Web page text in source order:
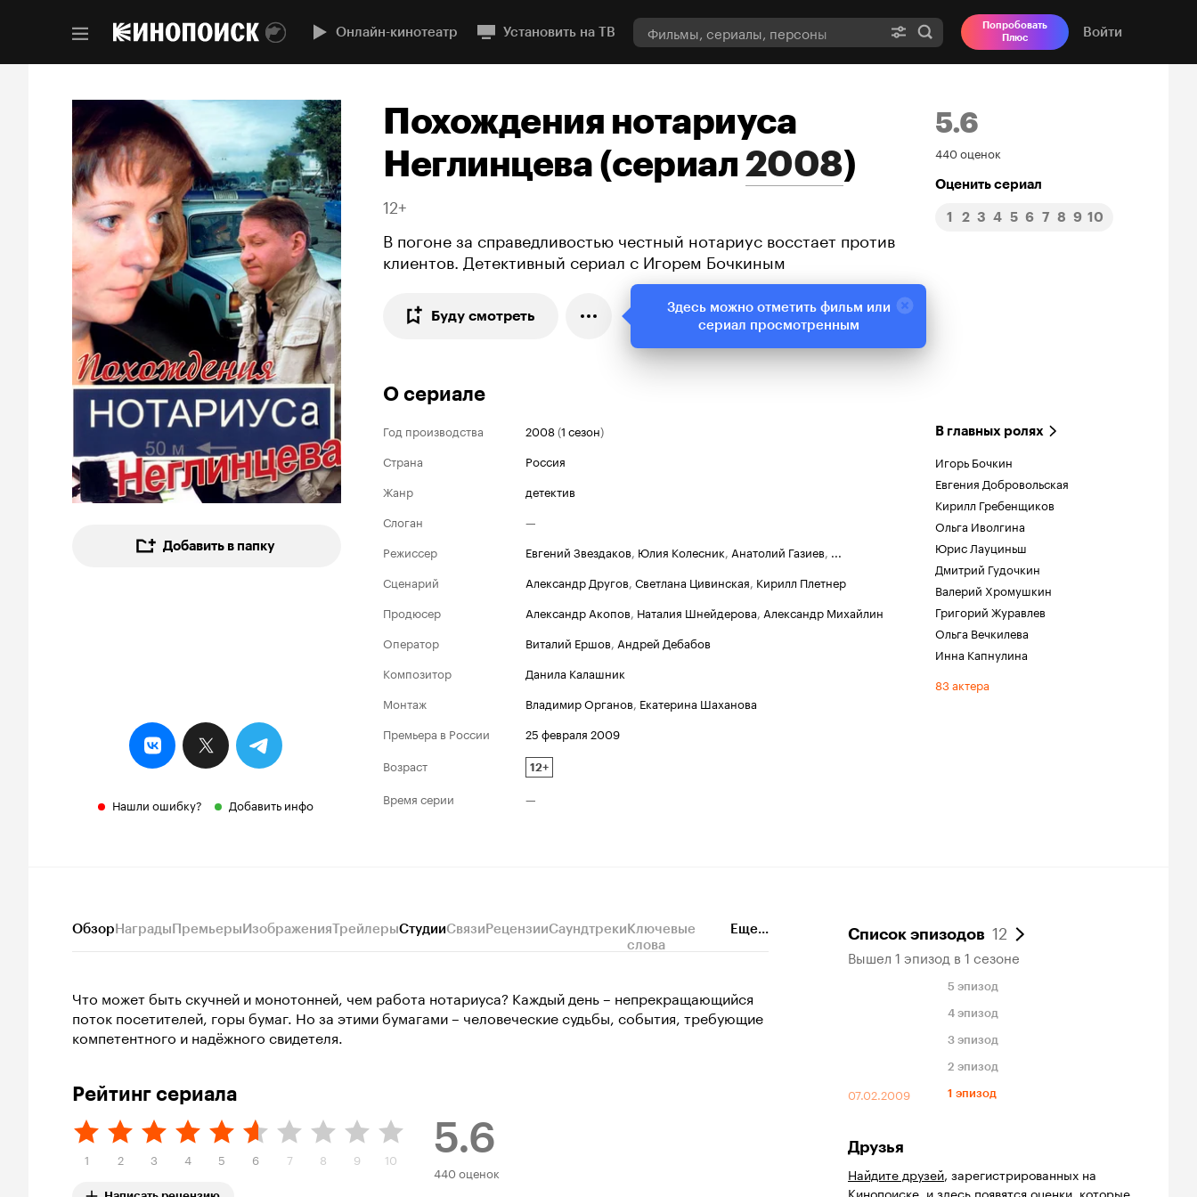
Онлайн-кинотеатр Установить на ТВ
Попробовать
Плюс
Войти
Добавить в папку
Нашли ошибку? Добавить инфо
Похождения нотариуса
Неглинцева(сериал2008)
12+
В погоне за справедливостью честный нотариус восстает против
клиентов. Детективный сериал с Игорем Бочкиным
Буду смотреть
5.6
Рейтинг
Кинопоиска
5.6
440 оценок
Оценить сериал
1 2 3 4 5 6 7 8 9 10
О сериале
Год производства 2008(1 сезон)
Страна
Россия
Жанр
детектив
Слоган
—
Режиссер
Евгений Звездаков, Юлия Колесник, Анатолий Газиев, ...
Сценарий
Александр Другов, Светлана Цивинская, Кирилл Плетнер
Продюсер
Александр Акопов, Наталия Шнейдерова, Александр Михайлин
Оператор
Виталий Ершов, Андрей Дебабов
Композитор
Данила Калашник
Монтаж
Владимир Органов, Екатерина Шаханова
Премьера в России
25 февраля 2009
Возраст
12+
Время серии —
В главных ролях
Игорь Бочкин
Евгения Добровольская
Кирилл Гребенщиков
Ольга Иволгина
Юрис Лауциньш
Дмитрий Гудочкин
Валерий Хромушкин
Григорий Журавлев
Ольга Вечкилева
Инна Капнулина
83 актера
ОбзорНаградыПремьерыИзображенияТрейлерыСтудииСвязиРецензииСаундтрекиКлючевые
слова
Еще...
Что может быть скучней и монотонней, чем работа нотариуса? Каждый день – непрекращающийся
поток посетителей, горы бумаг. Но за этими бумагами – человеческие судьбы, события, требующие
компетентного и надёжного свидетеля.
Рейтинг сериала
1 2 3 4 5 6 7 8 9 10
5.6
Рейтинг
440 оценок
Список эпизодов 12
Вышел 1 эпизод в 1 сезоне
5 эпизод
4 эпизод
3 эпизод
2 эпизод
07.02.2009 1 эпизод
Друзья
Найдите друзей, зарегистрированных на
Кинопоиске, и здесь появятся оценки, которые
Здесь можно отметить фильм или
сериал просмотренным